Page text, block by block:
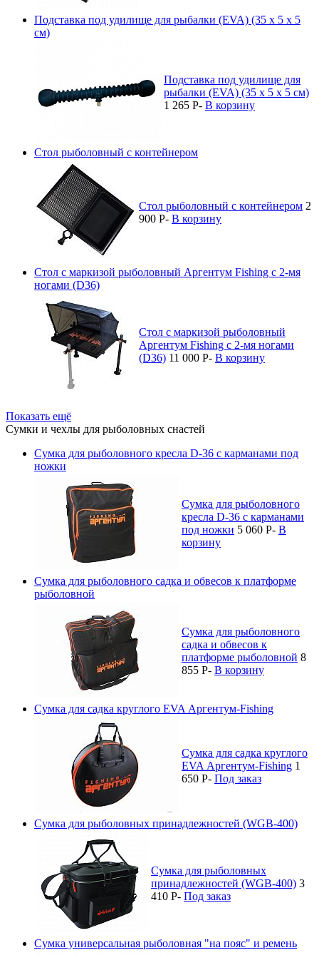
Подставка под удилище для рыбалки (EVA) (35 x 5 x 5
см)
Подставка под удилище для
рыбалки (EVA) (35 x 5 x 5 см)
1 265 P- В корзину
Стол рыболовный с контейнером
Стол рыболовный с контейнером 2
900 P- В корзину
Стол с маркизой рыболовный Аргентум Fishing с 2-мя
ногами (D36)
Стол с маркизой рыболовный
Аргентум Fishing с 2-мя ногами
(D36) 11 000 P- В корзину
Показать ещё
Сумки и чехлы для рыболовных снастей
Сумка для рыболовного кресла D-36 с карманами под
ножки
Сумка для рыболовного
кресла D-36 с карманами
под ножки 5 060 P- В
корзину
Сумка для рыболовного садка и обвесов к платформе
рыболовной
Сумка для рыболовного
садка и обвесов к
платформе рыболовной 8
855 P- В корзину
Сумка для садка круглого EVA Аргентум-Fishing
Сумка для садка круглого
EVA Аргентум-Fishing 1
650 P- Под заказ
Сумка для рыболовных принадлежностей (WGB-400)
Сумка для рыболовных
принадлежностей (WGB-400) 3
410 P- Под заказ
Сумка универсальная рыболовная "на пояс" и ремень